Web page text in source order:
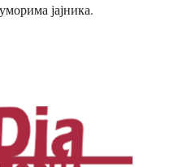
јајника.